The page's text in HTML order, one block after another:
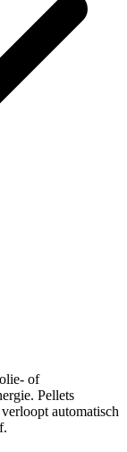
of
Pellets
automatisch